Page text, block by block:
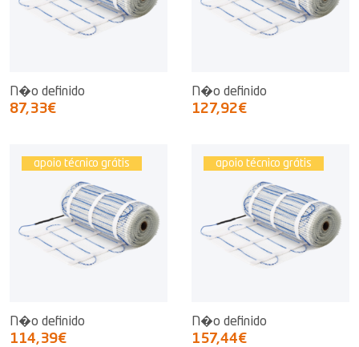
N�o definido
87,33€
N�o definido
127,92€
apoio técnico grátis
N�o definido
114,39€
apoio técnico grátis
N�o definido
157,44€